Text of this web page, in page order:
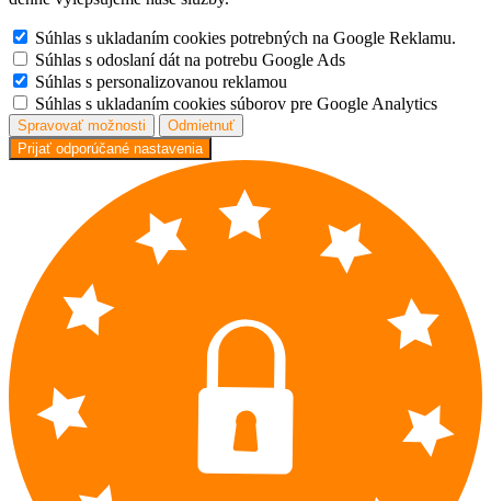
Súhlas s ukladaním cookies potrebných na Google Reklamu.
Súhlas s odoslaní dát na potrebu Google Ads
Súhlas s personalizovanou reklamou
Súhlas s ukladaním cookies súborov pre Google Analytics
Spravovať možnosti
Odmietnuť
Prijať odporúčané nastavenia